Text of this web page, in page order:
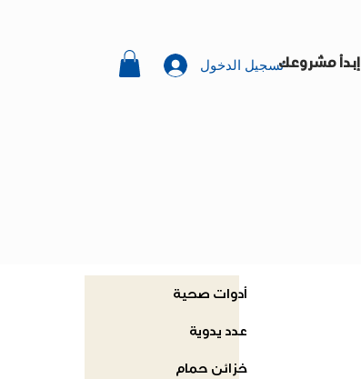
تسجيل الدخولإبدأ مشروعك
أدوات صحية
عدد يدوية
خزائن حمام